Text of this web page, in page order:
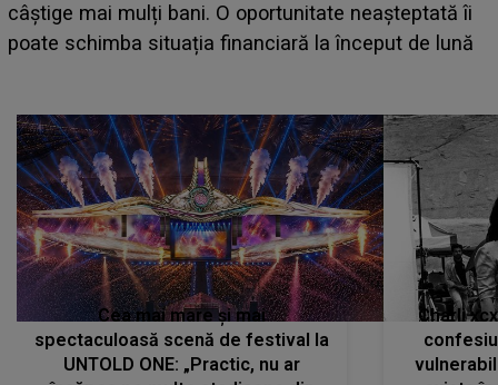
care deschid festivalul și de la ce ore au loc cele mai
așteptate concerte pe scena principală?
Cea mai mare și mai
spectaculoasă scenă de festival la
UNTOLD ONE: „Practic, nu ar
Charli